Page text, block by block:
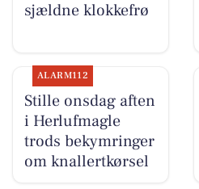
sjældne klokkefrø
ALARM112
Stille onsdag aften
i Herlufmagle
trods bekymringer
om knallertkørsel